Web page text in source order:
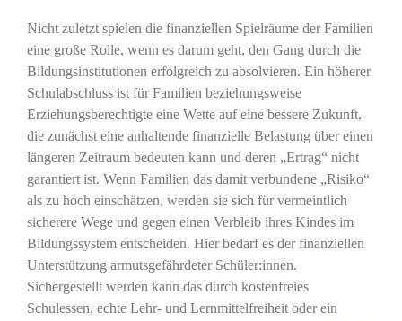
Nicht zuletzt spielen die finanziellen Spielräume der Familien
eine große Rolle, wenn es darum geht, den Gang durch die
Bildungsinstitutionen erfolgreich zu absolvieren. Ein höherer
Schulabschluss ist für Familien beziehungsweise
Erziehungsberechtigte eine Wette auf eine bessere Zukunft,
die zunächst eine anhaltende finanzielle Belastung über einen
längeren Zeitraum bedeuten kann und deren „Ertrag“ nicht
garantiert ist. Wenn Familien das damit verbundene „Risiko“
als zu hoch einschätzen, werden sie sich für vermeintlich
sicherere Wege und gegen einen Verbleib ihres Kindes im
Bildungssystem entscheiden. Hier bedarf es der finanziellen
Unterstützung armutsgefährdeter Schüler:innen.
Sichergestellt werden kann das durch kostenfreies
Schulessen, echte Lehr- und Lernmittelfreiheit oder ein